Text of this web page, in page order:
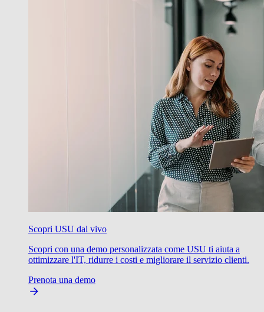
Scopri USU dal vivo
Scopri con una demo personalizzata come USU ti aiuta a
ottimizzare l'IT, ridurre i costi e migliorare il servizio clienti.
Prenota una demo